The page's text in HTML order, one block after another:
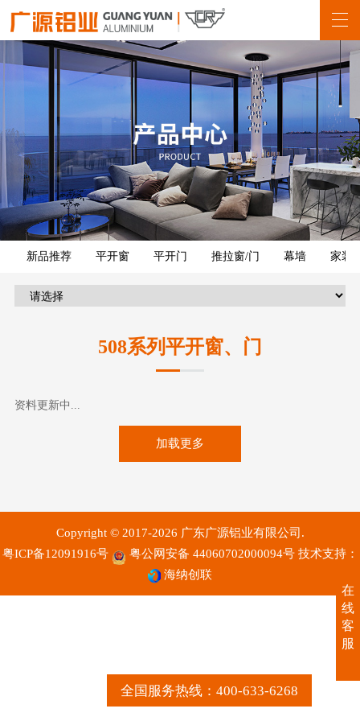
全国服务热线：400-633-6268
新品推荐 平开窗 平开门 推拉窗/门 幕墙 家装
508系列平开窗、门
资料更新中...
加载更多
Copyright © 2017-2026 广东广源铝业有限公司.
粤ICP备12091916号
粤公网安备 44060702000094号 技术支持：
海纳创联
在
线
客
服